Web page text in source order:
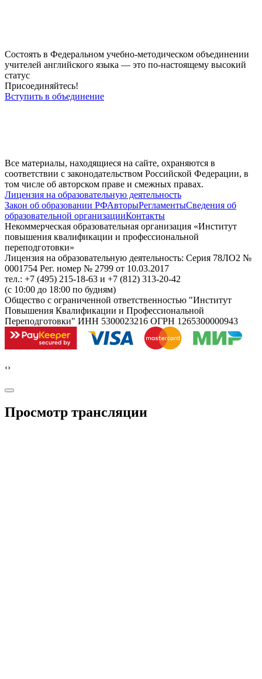
Состоять в Федеральном учебно-методическом объединении
учителей английского языка — это по-настоящему высокий
статус
Присоединяйтесь!
Вступить в объединение
Все материалы, находящиеся на сайте, охраняются в
соответствии с законодательством Российской Федерации, в
том числе об авторском праве и смежных правах.
Лицензия на образовательную деятельность
Закон об образовании РФАвторыРегламентыСведения об
образовательной организацииКонтакты
Некоммерческая образовательная организация «Институт
повышения квалификации и профессиональной
переподготовки»
Лицензия на образовательную деятельность: Серия 78ЛО2 №
0001754 Рег. номер № 2799 от 10.03.2017
тел.: +7 (495) 215-18-63 и +7 (812) 313-20-42
(с 10:00 до 18:00 по будням)
Общество с ограниченной ответственностью "Институт
Повышения Квалификации и Профессиональной
Переподготовки" ИНН 5300023216 ОГРН 1265300000943
‹›
Просмотр трансляции